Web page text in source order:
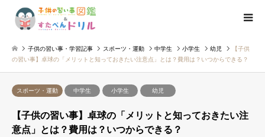
子供の習い事・学習記事 スポーツ・運動 中学生 小学生 幼児
【子供
の習い事】卓球の「メリットと知っておきたい注意点」とは？費用は？いつからできる？
スポーツ・運動 中学生 小学生 幼児
【子供の習い事】卓球の「メリットと知っておきたい注
意点」とは？費用は？いつからできる？